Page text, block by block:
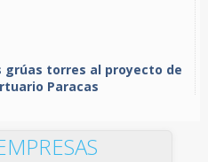
grúas torres al proyecto de
Paracas